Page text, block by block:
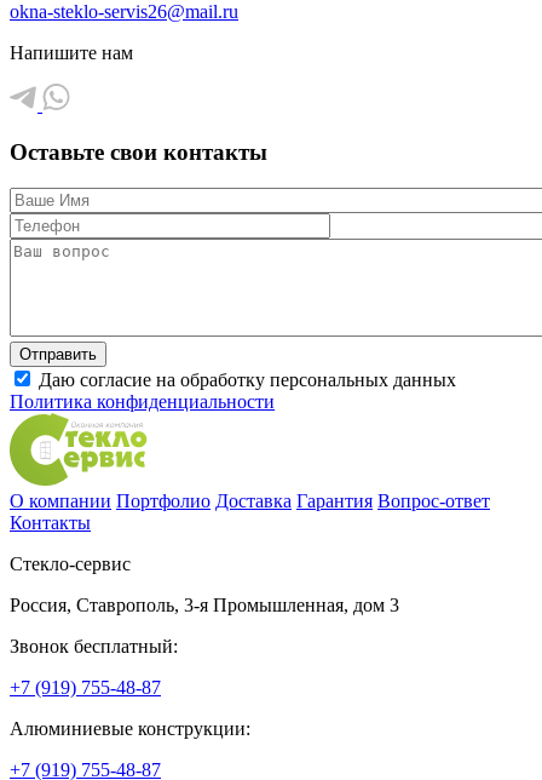
okna-steklo-servis26@mail.ru
Напишите нам
Оставьте свои контакты
Даю согласие на обработку персональных данных
Политика конфиденциальности
О компании Портфолио Доставка Гарантия Вопрос-ответ
Контакты
Стекло-сервис
Россия, Ставрополь, 3-я Промышленная, дом 3
Звонок бесплатный:
+7 (919) 755-48-87
Алюминиевые конструкции:
+7 (919) 755-48-87